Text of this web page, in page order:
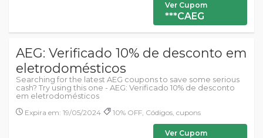
Ver Cupom
***CAEG
AEG: Verificado 10% de desconto em
eletrodomésticos
Searching for the latest AEG coupons to save some serious
cash? Try using this one - AEG: Verificado 10% de desconto
em eletrodomésticos
Expira em: 19/05/2024
10% OFF, Códigos, cupons
Ver Cupom